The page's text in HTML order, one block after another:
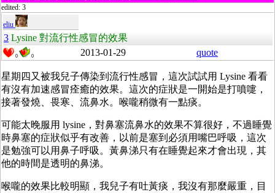
edited: 3
eliu
3 Lysine 對流行性感冒的效果
0 0 2013-01-29 quote
星期四又被我兒子傳染到流行性感冒，這次試試用 Lysine 看看
有沒有加速感冒痊癒的效果。這次的症狀是一開始是打噴嚏，
接著發燒、畏寒、流鼻水。喉嚨稍微有一點痰。
可能太晚服用 lysine，對鼻塞流鼻水的效果不算很好，不過睡覺
時鼻塞的症狀似乎有改善，以前是塞到必須用嘴巴呼吸，這次
是勉強可以用鼻子呼吸。黃鼻涕只有在睡覺起來才會出現，其
他的時間是透明的鼻涕。
喉嚨的效果比較明顯，我兒子有吐黃痰，我沒有那麼嚴重，目